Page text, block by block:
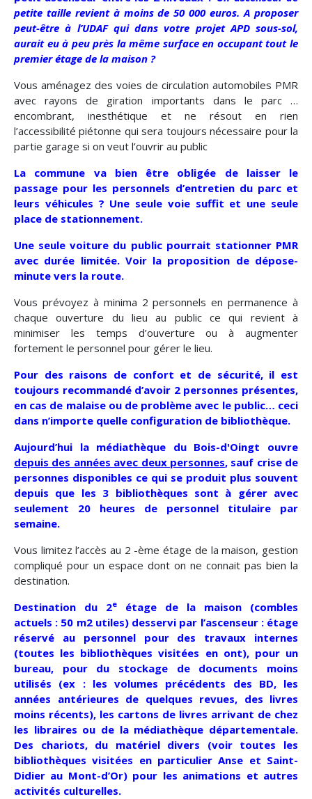
petite taille revient à moins de 50 000 euros. A proposer
peut-être à l’UDAF qui dans votre projet APD sous-sol,
aurait eu à peu près la même surface en occupant tout le
premier étage de la maison ?
Vous aménagez des voies de circulation automobiles PMR
avec rayons de giration importants dans le parc …
encombrant, inesthétique et ne résout en rien
l’accessibilité piétonne qui sera toujours nécessaire pour la
partie garage si on veut l’ouvrir au public
La commune va bien être obligée de laisser le
passage pour les personnels d’entretien du parc et
leurs véhicules ? Une seule voie suffit et une seule
place de stationnement.
Une seule voiture du public pourrait stationner PMR
avec durée limitée. Voir la proposition de dépose-
minute vers la route.
Vous prévoyez à minima 2 personnels en permanence à
chaque ouverture du lieu au public ce qui revient à
minimiser les temps d’ouverture ou à augmenter
fortement le personnel pour gérer le lieu.
Pour des raisons de confort et de sécurité, il est
toujours recommandé d’avoir 2 personnes présentes,
en cas de malaise ou de problème avec le public… ceci
dans n’importe quelle configuration de bibliothèque.
Aujourd’hui la médiathèque du Bois-d'Oingt ouvre
depuis des années avec deux personnes, sauf crise de
personnes disponibles ce qui se produit plus souvent
depuis que les 3 bibliothèques sont à gérer avec
seulement 20 heures de personnel titulaire par
semaine.
Vous limitez l’accès au 2 -ème étage de la maison, gestion
compliqué pour un espace dont on ne connait pas bien la
destination.
Destination du 2e
étage de la maison (combles
actuels : 50 m2 utiles) desservi par l’ascenseur : étage
réservé au personnel pour des travaux internes
(toutes les bibliothèques visitées en ont), pour un
bureau, pour du stockage de documents moins
utilisés (ex : les volumes précédents des BD, les
années antérieures de quelques revues, des livres
moins récents), les cartons de livres arrivant de chez
les libraires ou de la médiathèque départementale.
Des chariots, du matériel divers (voir toutes les
bibliothèques visitées en particulier Anse et Saint-
Didier au Mont-d’Or) pour les animations et autres
activités culturelles.